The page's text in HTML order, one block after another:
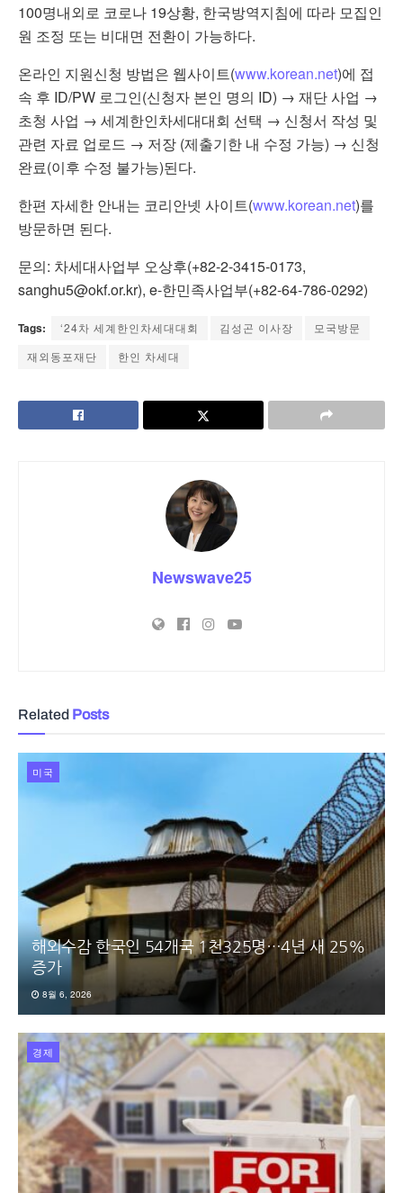
100명내외로 코로나 19상황, 한국방역지침에 따라 모집인
원 조정 또는 비대면 전환이 가능하다.
온라인 지원신청 방법은 웹사이트(www.korean.net)에 접
속 후 ID/PW 로그인(신청자 본인 명의 ID) → 재단 사업 →
초청 사업 → 세계한인차세대대회 선택 → 신청서 작성 및
관련 자료 업로드 → 저장 (제출기한 내 수정 가능) → 신청
완료(이후 수정 불가능)된다.
한편 자세한 안내는 코리안넷 사이트(www.korean.net)를
방문하면 된다.
문의: 차세대사업부 오상후(+82-2-3415-0173,
sanghu5@okf.or.kr), e-한민족사업부(+82-64-786-0292)
Tags: ‘24차 세계한인차세대대회 김성곤 이사장
모국방문
재외동포재단
한인 차세대
Newswave25
Related Posts
미국
해외수감 한국인 54개국 1천325명…4년 새 25%
증가
8월 6, 2026
경제